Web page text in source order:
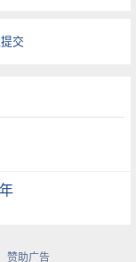
演两晚，每晚
中国某音乐节
退还作者，表
琴家完全习惯
而觉得难了、
交
赞助广告